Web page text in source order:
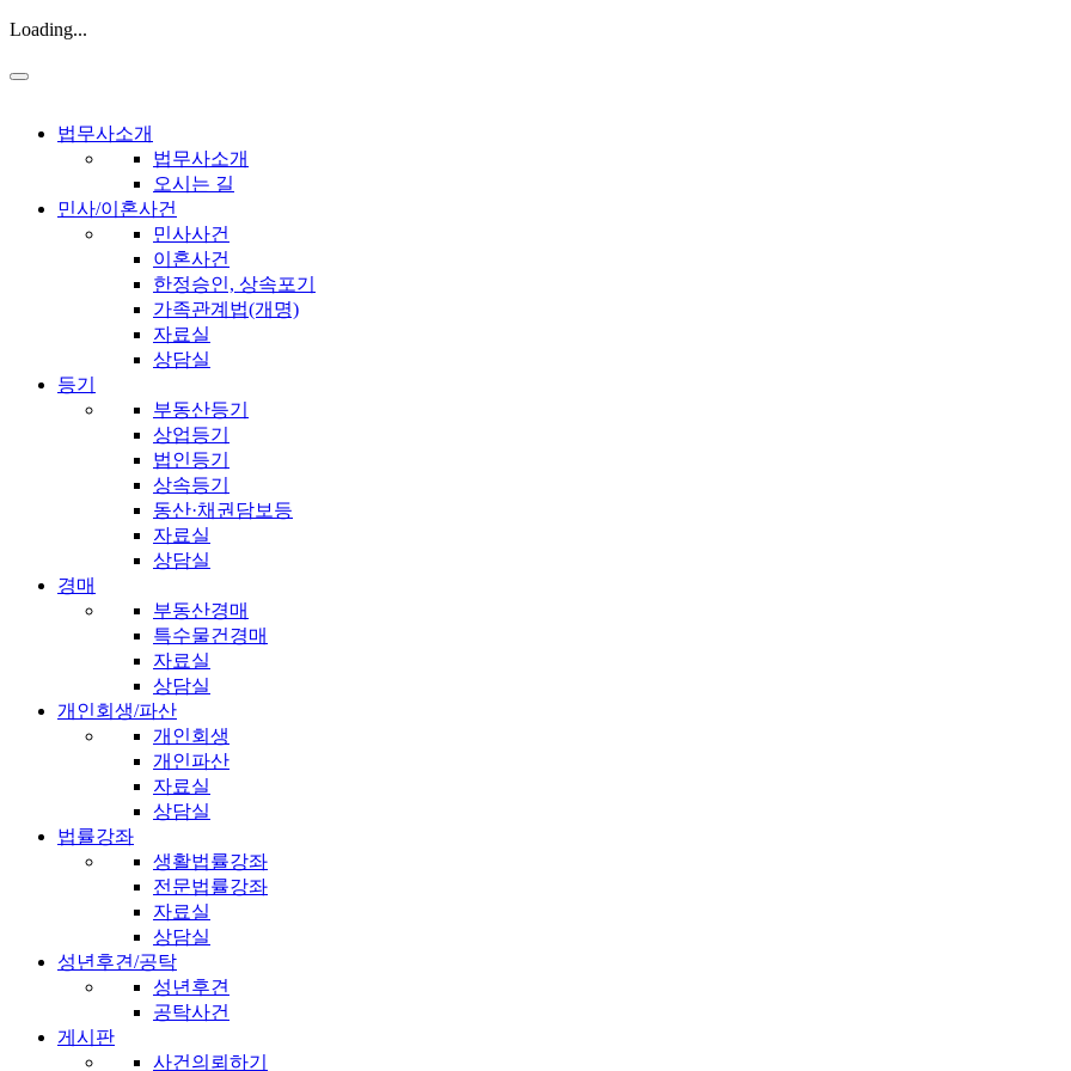
Loading...
법무사소개
법무사소개
오시는 길
민사/이혼사건
민사사건
이혼사건
한정승인, 상속포기
가족관계법(개명)
자료실
상담실
등기
부동산등기
상업등기
법인등기
상속등기
동산·채권담보등
자료실
상담실
경매
부동산경매
특수물건경매
자료실
상담실
개인회생/파산
개인회생
개인파산
자료실
상담실
법률강좌
생활법률강좌
전문법률강좌
자료실
상담실
성년후견/공탁
성년후견
공탁사건
게시판
사건의뢰하기